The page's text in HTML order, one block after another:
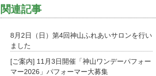
関連記事
8月2日（日）第4回神山ふれあいサロンを行い
ました
[ご案内] 11月3日開催「神山ワンデーパフォー
マー2026」パフォーマー大募集